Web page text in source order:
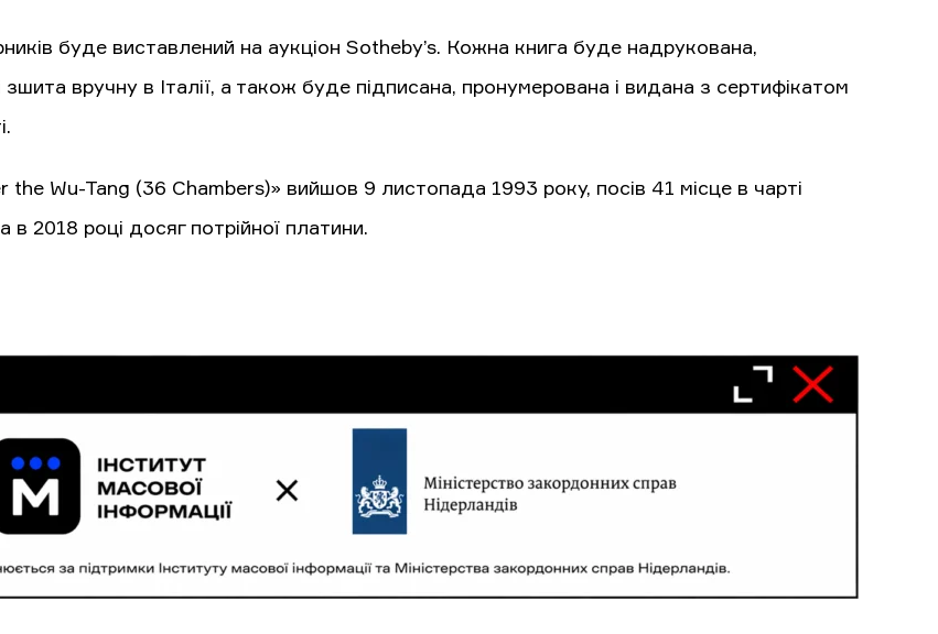
буде виставлений на аукціон Sotheby’s. Кожна книга буде надрукована,
зшита вручну в Італії, а також буде підписана, пронумерована і видана з сертифікатом
Wu-Tang (36 Chambers)» вийшов 9 листопада 1993 року, посів 41 місце в чарті
в 2018 році досяг потрійної платини.